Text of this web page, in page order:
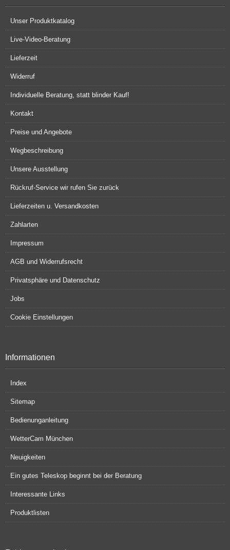
Unser Produktkatalog
Live-Video-Beratung
Lieferzeit
Widerruf
Individuelle Beratung, statt blinder Kauf!
Kontakt
Preise und Angebote
Wegbeschreibung
Unsere Ausstellung
Rückruf-Service wir rufen Sie zurück
Lieferzeiten u. Versandkosten
Zahlarten
Impressum
AGB und Widerrufsrecht
Privatsphäre und Datenschutz
Jobs
Cookie Einstellungen
Informationen
Index
Sitemap
Bedienunganleitung
WetterCam München
Neuigkeiten
Ein gutes Teleskop beginnt bei der Beratung
Interessante Links
Produktlisten